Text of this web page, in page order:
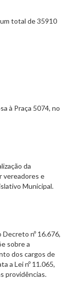
total de 35910
à Praça 5074, no
da
vereadores e
Municipal.
nº 16.676,
sobre a
dos cargos de
a Lei nº 11.065,
providências.